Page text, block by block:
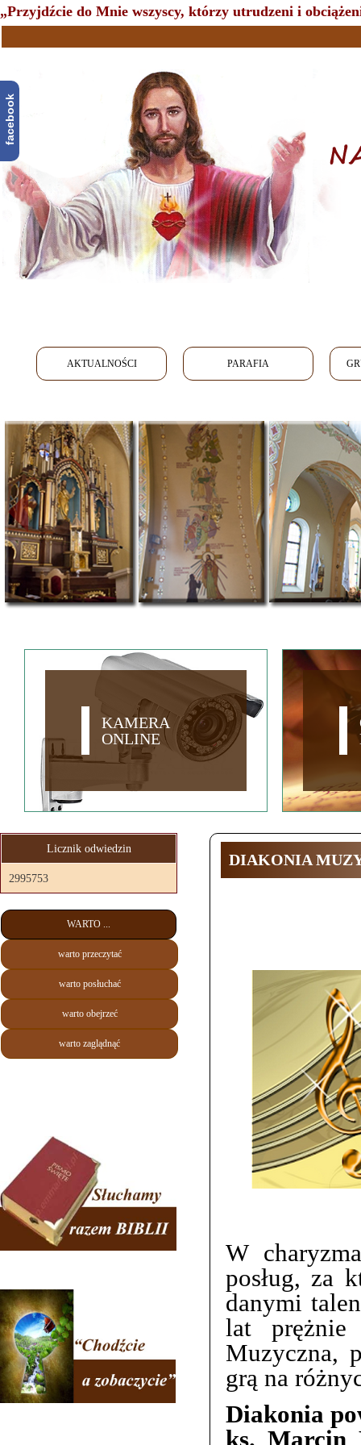
facebook
„Przyjdźcie do Mnie wszyscy, którzy utrudzeni i
AKTUALNOŚCI PARAFIA
KAMERA
ONLINE
Licznik odwiedzin
2995753
WARTO ...
warto przeczytać
warto posłuchać
warto obejrzeć
warto zaglądnąć
DIAKONIA
W
posług, za
danymi
lat
Muzyczna,
grą na
Diakonia
ks. Marcin